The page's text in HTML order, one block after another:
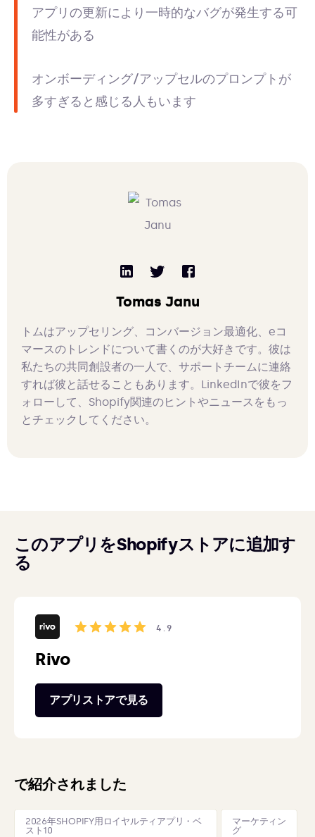
アプリの更新により一時的なバグが発生する可
能性がある
オンボーディング/アップセルのプロンプトが
多すぎると感じる人もいます
Tomas Janu
トムはアップセリング、コンバージョン最適化、eコ
マースのトレンドについて書くのが大好きです。彼は
私たちの共同創設者の一人で、サポートチームに連絡
すれば彼と話せることもあります。LinkedInで彼をフ
ォローして、Shopify関連のヒントやニュースをもっ
とチェックしてください。
このアプリをShopifyストアに追加す
る
4.9
Rivo
アプリストアで見る
で紹介されました
2026年SHOPIFY用ロイヤルティアプリ・ベ
スト10
マーケティン
グ